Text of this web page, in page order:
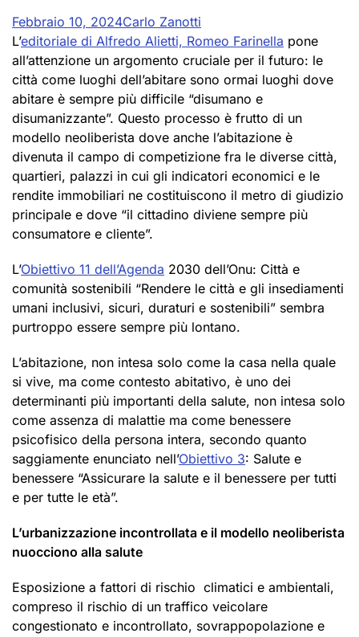
Febbraio 10, 2024Carlo Zanotti
L’editoriale di Alfredo Alietti, Romeo Farinella pone
all’attenzione un argomento cruciale per il futuro: le
città come luoghi dell’abitare sono ormai luoghi dove
abitare è sempre più difficile “disumano e
disumanizzante”. Questo processo è frutto di un
modello neoliberista dove anche l’abitazione è
divenuta il campo di competizione fra le diverse città,
quartieri, palazzi in cui gli indicatori economici e le
rendite immobiliari ne costituiscono il metro di giudizio
principale e dove “il cittadino diviene sempre più
consumatore e cliente”.
L’Obiettivo 11 dell’Agenda 2030 dell’Onu: Città e
comunità sostenibili “Rendere le città e gli insediamenti
umani inclusivi, sicuri, duraturi e sostenibili” sembra
purtroppo essere sempre più lontano.
L’abitazione, non intesa solo come la casa nella quale
si vive, ma come contesto abitativo, è uno dei
determinanti più importanti della salute, non intesa solo
come assenza di malattie ma come benessere
psicofisico della persona intera, secondo quanto
saggiamente enunciato nell’Obiettivo 3: Salute e
benessere “Assicurare la salute e il benessere per tutti
e per tutte le età”.
L’urbanizzazione incontrollata e il modello neoliberista
nuocciono alla salute
Esposizione a fattori di rischio climatici e ambientali,
compreso il rischio di un traffico veicolare
congestionato e incontrollato, sovrappopolazione e